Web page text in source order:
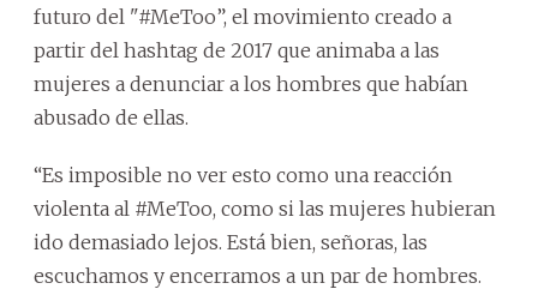
futuro del "#MeToo”, el movimiento creado a
partir del hashtag de 2017 que animaba a las
mujeres a denunciar a los hombres que habían
abusado de ellas.
“Es imposible no ver esto como una reacción
violenta al #MeToo, como si las mujeres hubieran
ido demasiado lejos. Está bien, señoras, las
escuchamos y encerramos a un par de hombres.